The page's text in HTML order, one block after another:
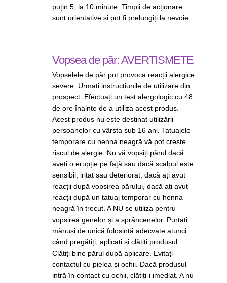
puțin 5, la 10 minute. Timpii de acționare
sunt orientative și pot ﬁ prelungiți la nevoie.
Vopsea de păr: AVERTISMETE
Vopselele de păr pot provoca reacții alergice
severe. Urmați instrucțiunile de utilizare din
prospect. Efectuați un test alergologic cu 48
de ore înainte de a utiliza acest produs.
Acest produs nu este destinat utilizării
persoanelor cu vârsta sub 16 ani. Tatuajele
temporare cu henna neagră vă pot crește
riscul de alergie. Nu vă vopsiți părul dacă
aveți o erupție pe față sau dacă scalpul este
sensibil, iritat sau deteriorat, dacă ați avut
reacții după vopsirea părului, dacă ați avut
reacții după un tatuaj temporar cu henna
neagră în trecut. A NU se utiliza pentru
vopsirea genelor și a sprâncenelor. Purtați
mănuși de unică folosință adecvate atunci
când pregătiți, aplicați și clătiți produsul.
Clătiți bine părul după aplicare. Evitați
contactul cu pielea și ochii. Dacă produsul
intră în contact cu ochii, clătiți-i imediat. A nu